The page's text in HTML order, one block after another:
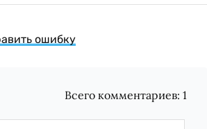
ошибку
Всего комментариев:1